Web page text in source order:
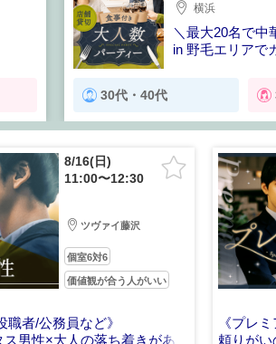
横浜
＼最大20名で中
in 野毛エリアで
30代・40代
8/16(日)
11:00〜12:30
ツヴァイ藤沢
個室6対6
価値観が合う人がいい
職者/公務員など》
男性×大人の落ち着きがある
《プレ
頼りが